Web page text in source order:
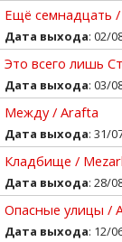
Ещё семнадцать /
Дата выхода: 02/
Это всего лишь
Дата выхода: 03/
Между / Arafta
Дата выхода: 31/
Кладбище /
Дата выхода: 28/
Опасные улицы /
Дата выхода: 12/